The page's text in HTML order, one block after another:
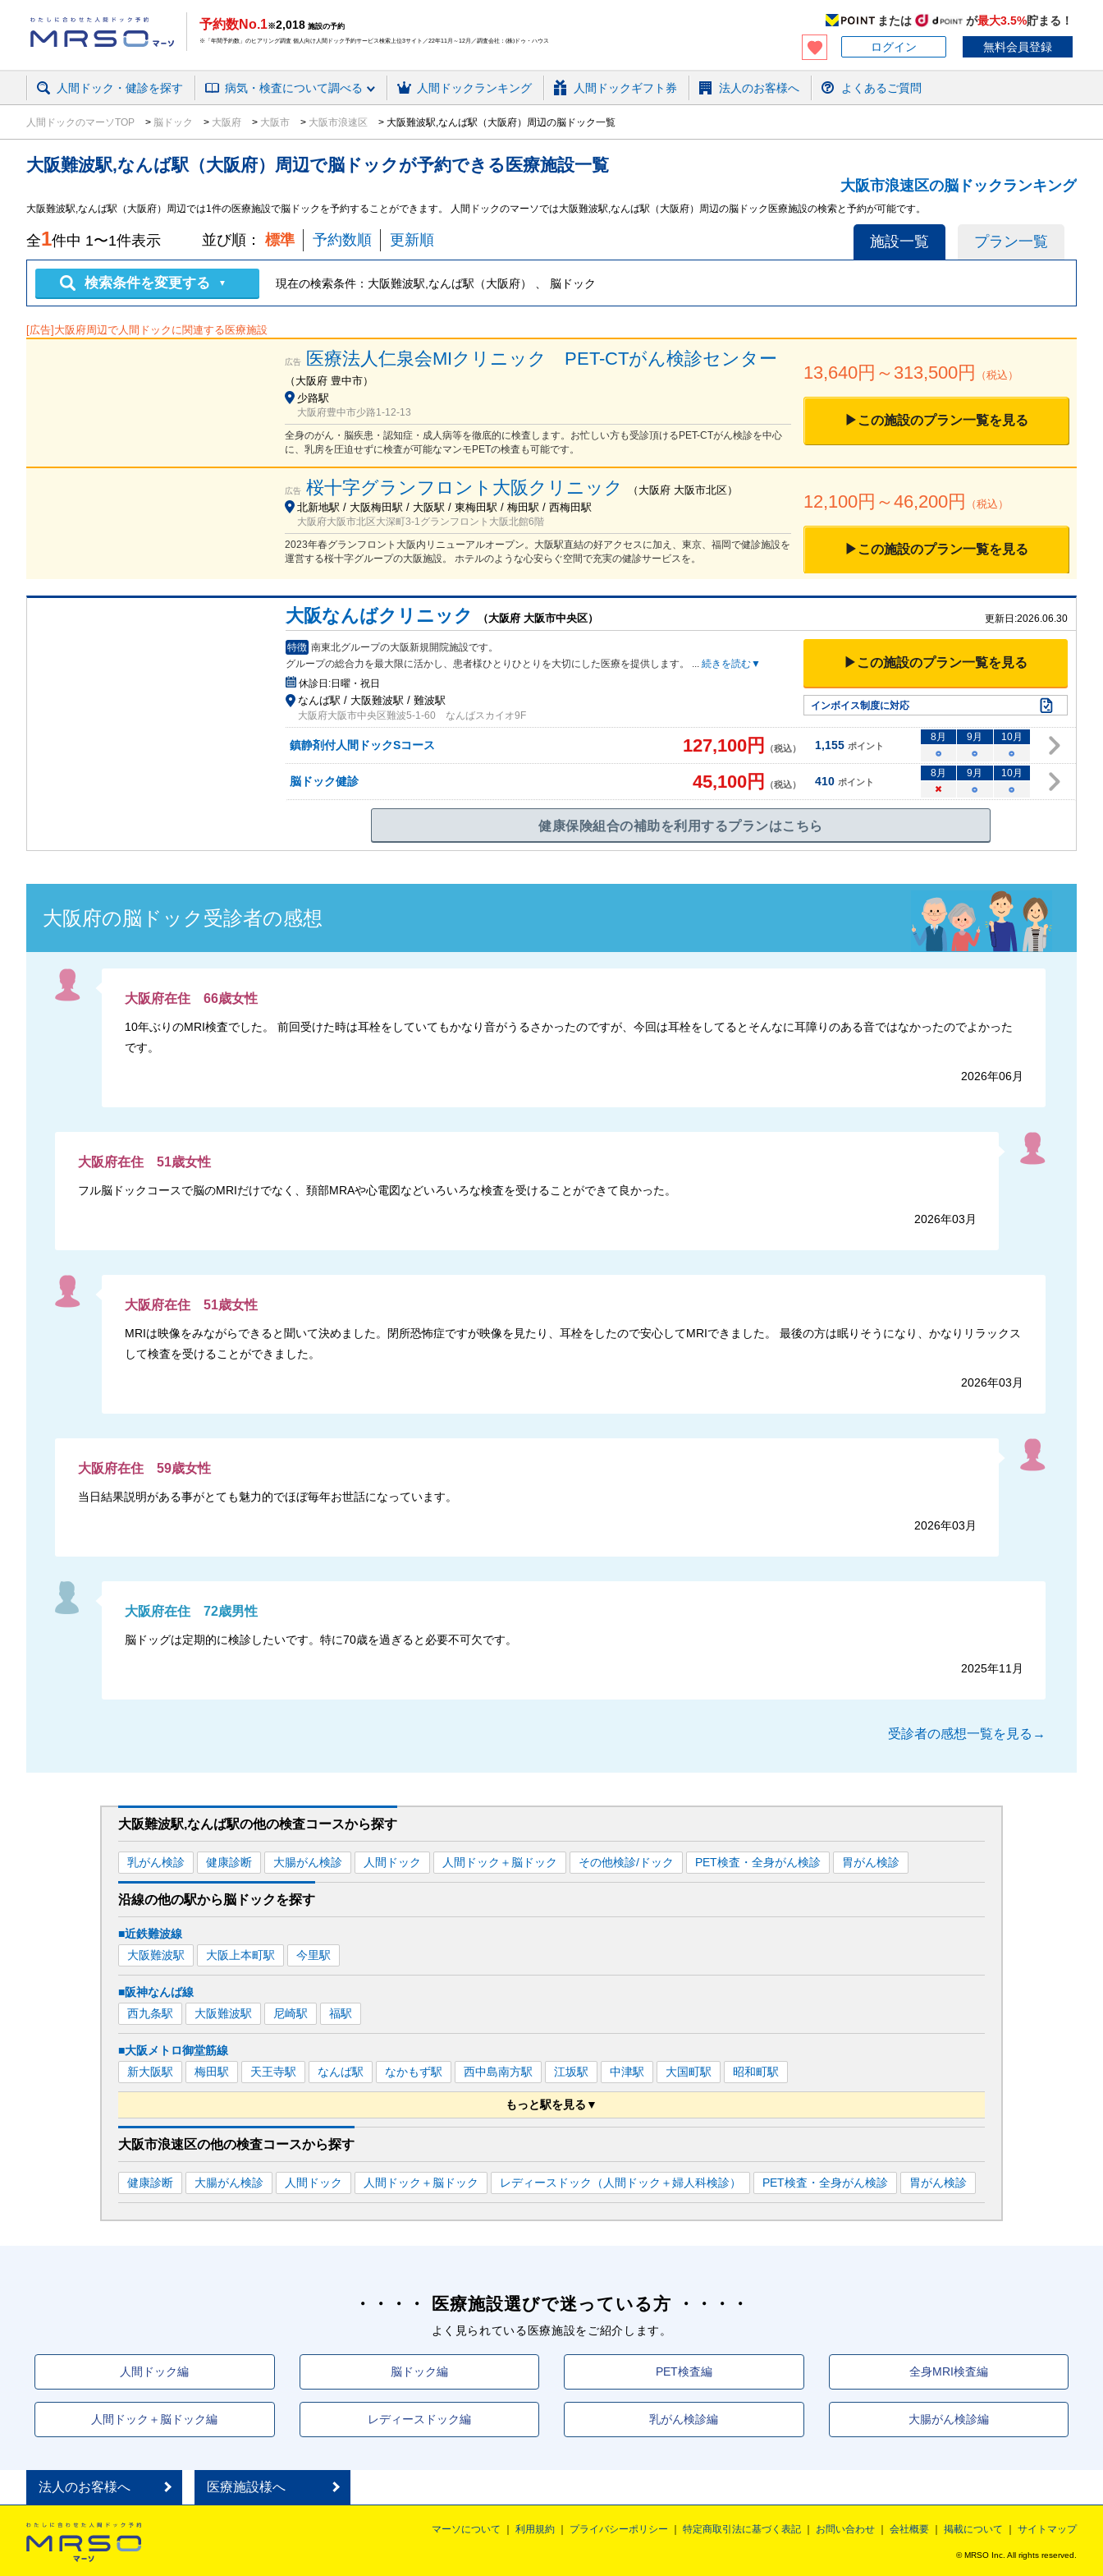
予約数No.1※2,018 施設の予約
※「年間予約数」のヒアリング調査 個人向け人間ドック予約サービス検索上位3サイト／22年11月～12月／調査会社：(株)ドゥ・ハウス
または が最大3.5%貯まる！
ログイン
無料会員登録
人間ドック・健診を探す 病気・検査について調べる 人間ドックランキング 人間ドックギフト券 法人のお客様へ よくあるご質問
人間ドックのマーソTOP 脳ドック 大阪府 大阪市 大阪市浪速区 大阪難波駅,なんば駅（大阪府）周辺の脳ドック一覧
大阪難波駅,なんば駅（大阪府）周辺で脳ドックが予約できる 医療施設一覧
大阪市浪速区の脳ドックランキング
大阪難波駅,なんば駅（大阪府）周辺では1件の医療施設で脳ドックを予約することができます。 人間ドックのマーソでは大阪難波駅,なんば駅（大阪府）周辺の脳ドック医療施設の検索と予約が可能です。
施設一覧 プラン一覧
全1件中 1〜1件表示 並び順： 標準 予約数順 更新順
検索条件を変更する ▼ 現在の検索条件： 大阪難波駅,なんば駅（大阪府） 、 脳ドック
[広告] 大阪府周辺で人間ドックに関連する医療施設
広告 医療法人仁泉会MIクリニック PET-CTがん検診センター
（ 大阪府 豊中市）
少路駅
大阪府豊中市少路1-12-13
全身のがん・脳疾患・認知症・成人病等を徹底的に検査します。お忙しい方も受診頂けるPET-CTがん検診を中心
に、乳房を圧迫せずに検査が可能なマンモPETの検査も可能です。
13,640円～ 313,500円 （税込）
▶この施設のプラン一覧を見る
広告 桜十字グランフロント大阪クリニック （ 大阪府 大阪市北区）
北新地駅 / 大阪梅田駅 / 大阪駅 / 東梅田駅 / 梅田駅 / 西梅田駅
大阪府大阪市北区大深町3-1グランフロント大阪北館6階
2023年春グランフロント大阪内リニューアルオープン。大阪駅直結の好アクセスに加え、東京、福岡で健診施設を
運営する桜十字グループの大阪施設。 ホテルのような心安らぐ空間で充実の健診サービスを。
12,100円～46,200円 （税込）
▶この施設のプラン一覧を見る
大阪なんばクリニック （大阪府 大阪市中央区） 更新日:2026.06.30
特徴 南東北グループの大阪新規開院施設です。
グループの総合力を最大限に活かし、患者様ひとりひとりを大切にした医療を提供します。 ... 続きを読む▼
休診日:日曜・祝日
なんば駅 / 大阪難波駅 / 難波駅
大阪府大阪市中央区難波5-1-60 なんばスカイオ9F
▶この施設のプラン一覧を見る
インボイス制度に対応
鎮静剤付人間ドックSコース 127,100円 （税込） 1,155 ポイント
8月 9月 10月
○
○ ○
脳ドック健診 45,100円 （税込） 410 ポイント
8月 9月 10月
×
○ ○
健康保険組合の補助を利用するプランはこちら
大阪府の脳ドック 受診者の感想
大阪府在住 66歳女性
10年ぶりのMRI検査でした。 前回受けた時は耳栓をしていてもかなり音がうるさかったのですが、今回は耳栓をしてるとそんなに耳障りのある音ではなかったのでよかった
です。
2026年06月
大阪府在住 51歳女性
フル脳ドックコースで脳のMRIだけでなく、頚部MRAや心電図などいろいろな検査を受けることができて良かった。
2026年03月
大阪府在住 51歳女性
MRIは映像をみながらできると聞いて決めました。閉所恐怖症ですが映像を見たり、耳栓をしたので安心してMRIできました。 最後の方は眠りそうになり、かなりリラックス
して検査を受けることができました。
2026年03月
大阪府在住 59歳女性
当日結果説明がある事がとても魅力的でほぼ毎年お世話になっています。
2026年03月
大阪府在住 72歳男性
脳ドッグは定期的に検診したいです。特に70歳を過ぎると必要不可欠です。
2025年11月
受診者の感想一覧を見る→
大阪難波駅,なんば駅の他の検査コースから探す
乳がん検診 健康診断 大腸がん検診 人間ドック 人間ドック＋脳ドック その他検診/ドック PET検査・全身がん検診 胃がん検診
沿線の他の駅から脳ドックを探す
■近鉄難波線
大阪難波駅 大阪上本町駅 今里駅
■阪神なんば線
西九条駅 大阪難波駅 尼崎駅 福駅
■大阪メトロ御堂筋線
新大阪駅 梅田駅 天王寺駅 なんば駅 なかもず駅 西中島南方駅 江坂駅 中津駅 大国町駅 昭和町駅
もっと駅を見る▼
■大阪メトロ四つ橋線
西梅田駅 なんば駅 大国町駅 玉出駅
■大阪メトロ千日前線
玉川駅 鶴橋駅 野田阪神駅 なんば駅 谷町九丁目駅 今里駅
大阪市浪速区の他の検査コースから探す
健康診断 大腸がん検診 人間ドック 人間ドック＋脳ドック レディースドック（人間ドック＋婦人科検診） PET検査・全身がん検診 胃がん検診
医療施設選びで迷っている方
よく見られている医療施設をご紹介します。
人間ドック編 脳ドック編 PET検査編 全身MRI検査編
人間ドック＋脳ドック編 レディースドック編 乳がん検診編 大腸がん検診編
法人のお客様へ 医療施設様へ
マーソについて 利用規約 プライバシーポリシー 特定商取引法に基づく表記 お問い合わせ 会社概要 掲載について サイトマップ
© MRSO Inc. All rights reserved.